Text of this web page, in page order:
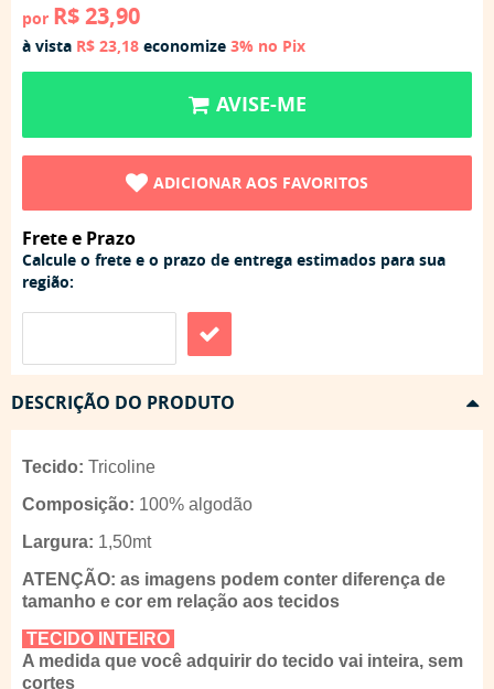
por R$ 23,90
à vista R$ 23,18 economize 3% no Pix
AVISE-ME
ADICIONAR AOS FAVORITOS
Frete e Prazo
Calcule o frete e o prazo de entrega estimados para sua
região:
DESCRIÇÃO DO PRODUTO
Tecido: Tricoline
Composição: 100% algodão
Largura: 1,50mt
ATENÇÃO: as imagens podem conter diferença de
tamanho e cor em relação aos tecidos
TECIDO INTEIRO
A medida que você adquirir do tecido vai inteira, sem
cortes